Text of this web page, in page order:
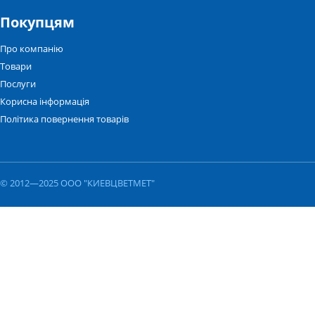
Покупцям
Про компанію
Товари
Послуги
Корисна інформація
Політика повернення товарів
© 2012—2025 ООО "КИЕВЦВЕТМЕТ"